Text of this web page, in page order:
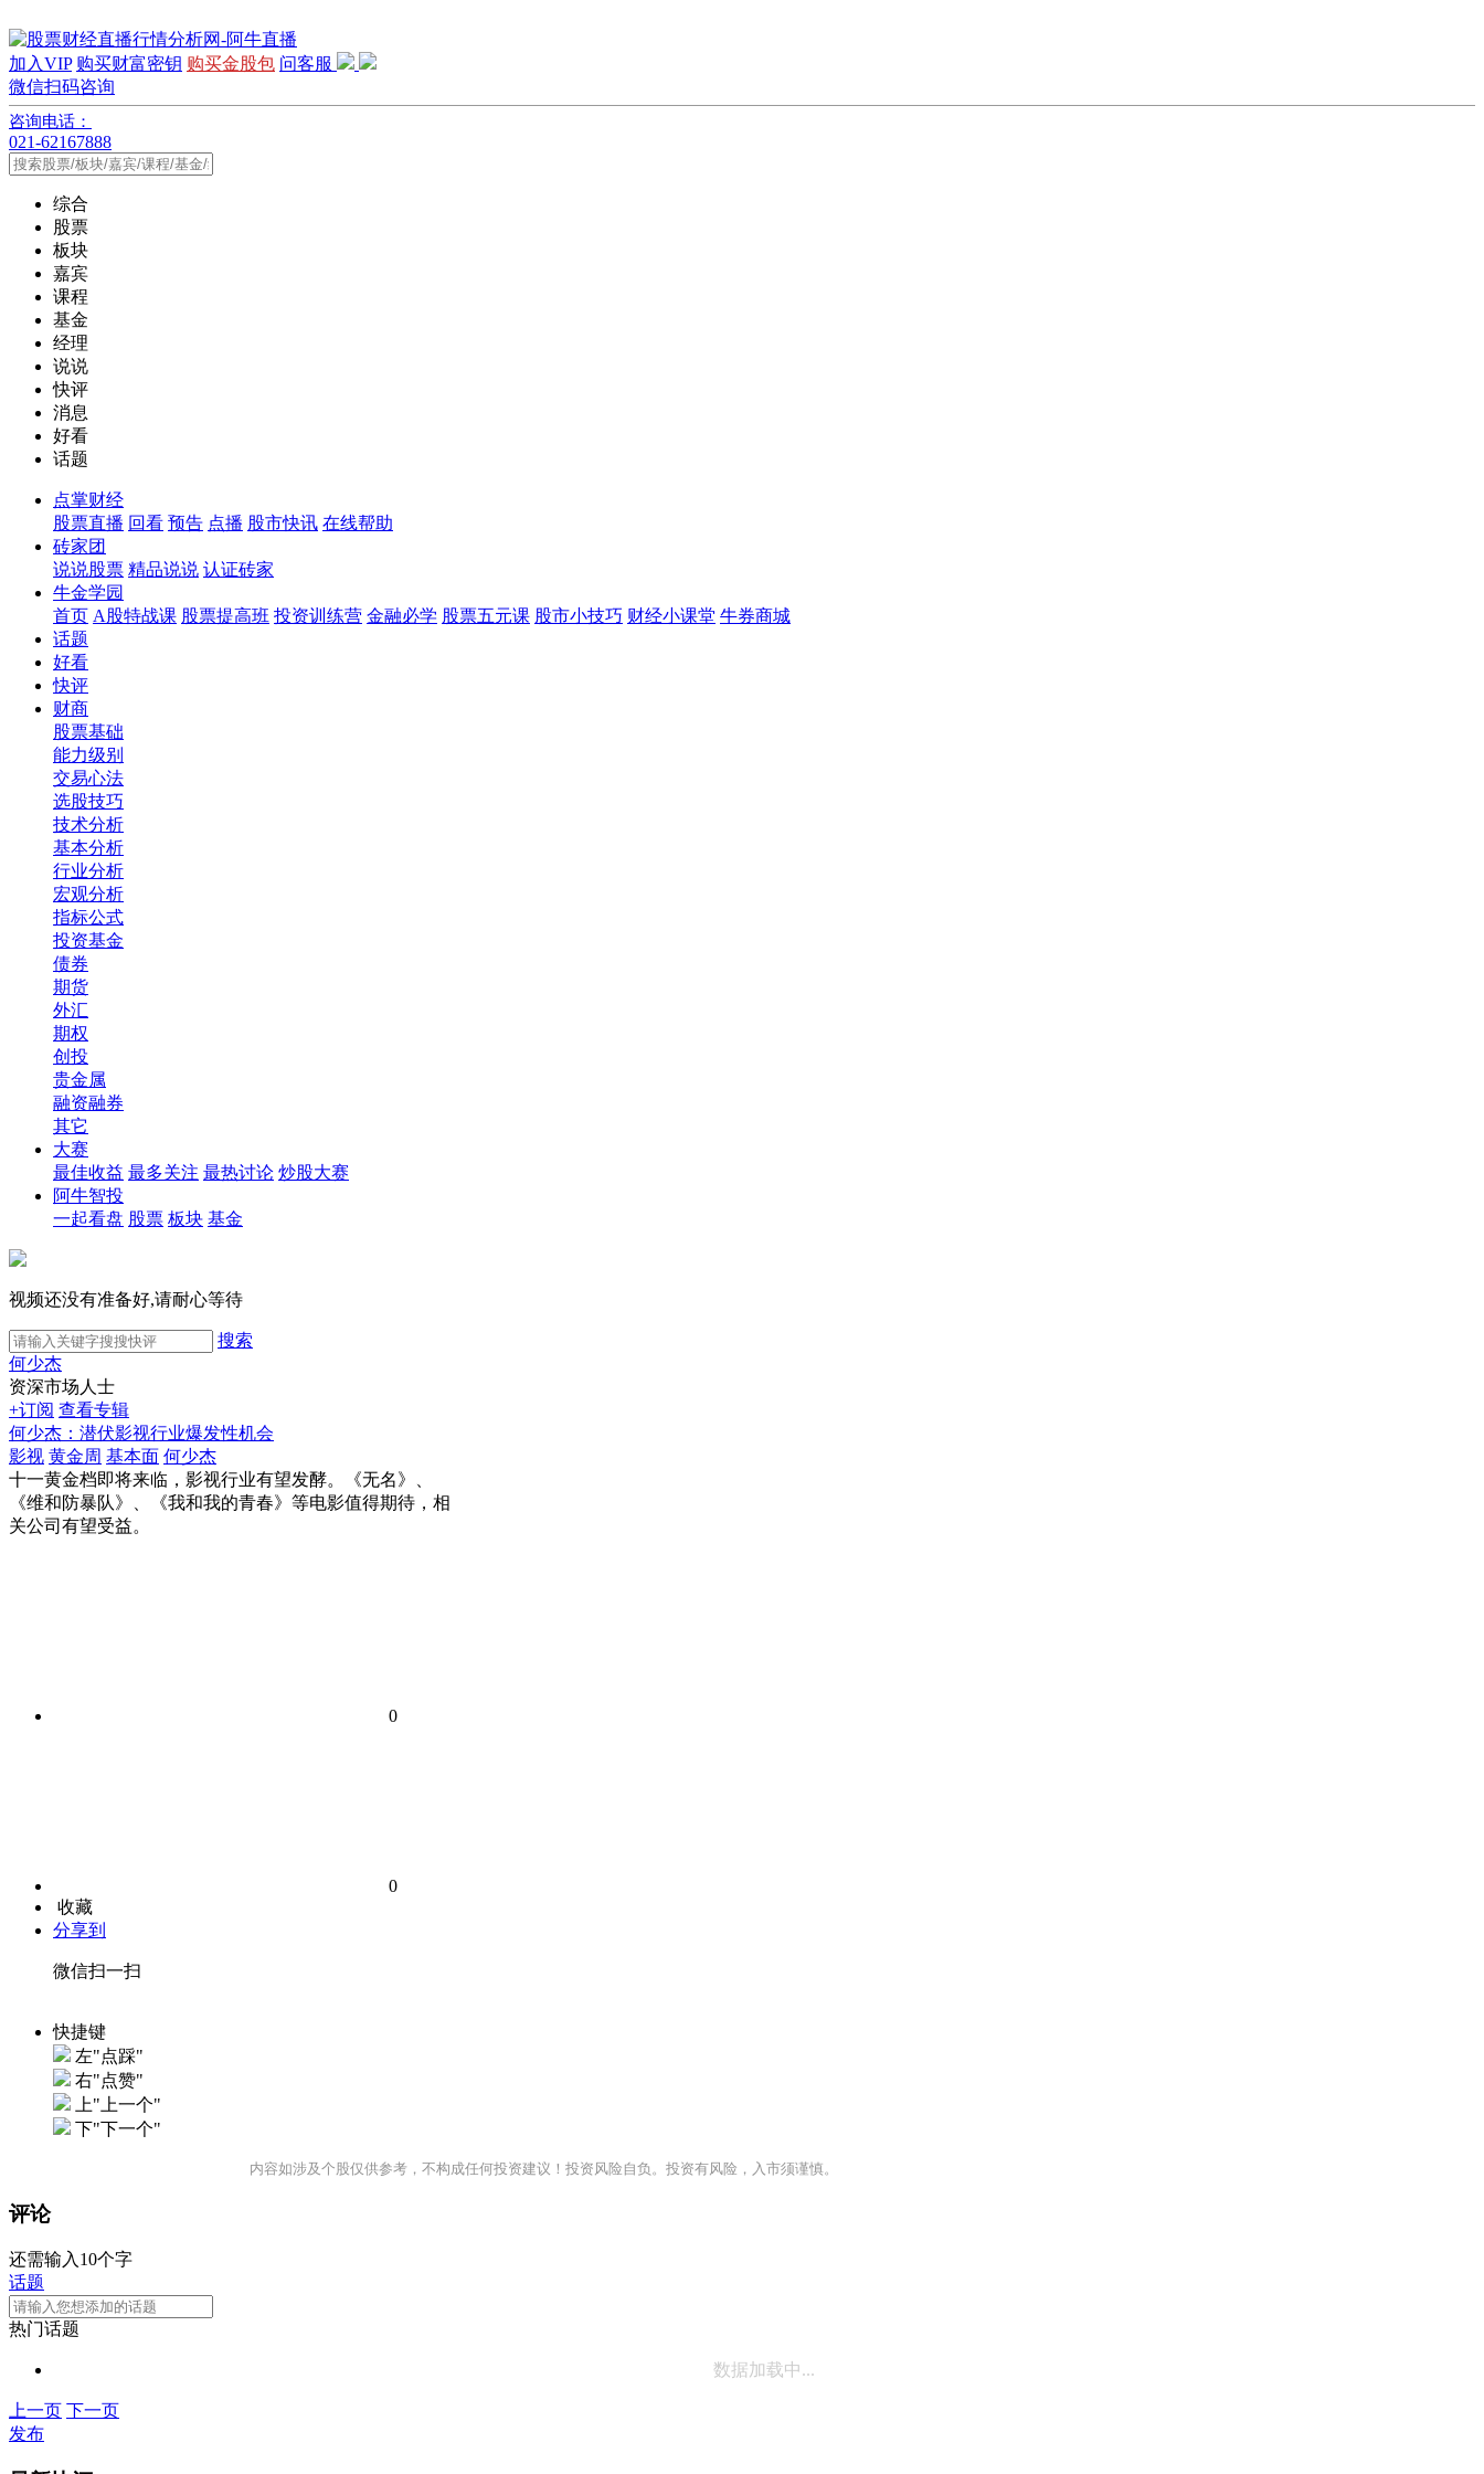
加入VIP 购买财富密钥 购买金股包 问客服
微信扫码咨询
咨询电话：
021-62167888
综合
股票
板块
嘉宾
课程
基金
经理
说说
快评
消息
好看
话题
点掌财经
股票直播 回看 预告 点播 股市快讯 在线帮助
砖家团
说说股票 精品说说 认证砖家
牛金学园
首页 A股特战课 股票提高班 投资训练营 金融必学 股票五元课 股市小技巧 财经小课堂 牛券商城
话题
好看
快评
财商
股票基础
能力级别
交易心法
选股技巧
技术分析
基本分析
行业分析
宏观分析
指标公式
投资基金
债券
期货
外汇
期权
创投
贵金属
融资融券
其它
大赛
最佳收益 最多关注 最热讨论 炒股大赛
阿牛智投
一起看盘 股票 板块 基金
视频还没有准备好,请耐心等待
搜索
何少杰
资深市场人士
+订阅 查看专辑
何少杰：潜伏影视行业爆发性机会
影视 黄金周 基本面 何少杰
十一黄金档即将来临，影视行业有望发酵。《无名》、
《维和防暴队》、《我和我的青春》等电影值得期待，相
关公司有望受益。
0
0
收藏
分享到
微信扫一扫
快捷键
左"点踩"
右"点赞"
上"上一个"
下"下一个"
内容如涉及个股仅供参考，不构成任何投资建议！投资风险自负。投资有风险，入市须谨慎。
评论
还需输入10个字
话题
热门话题
数据加载中...
上一页 下一页
发布